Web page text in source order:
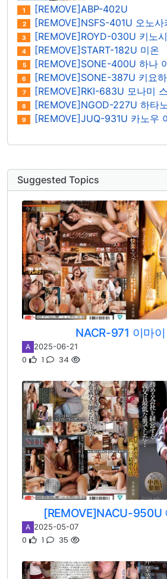
1 [REMOVE]ABP-402U
2 [REMOVE]NSFS-401U 오노
3 [REMOVE]ROYD-030U 키노시타
4 [REMOVE]START-182U 미온
5 [REMOVE]SONE-400U 하나
6 [REMOVE]SONE-387U 키요
7 [REMOVE]RKI-683U 모나미
8 [REMOVE]NGOD-227U 하타노
9 [REMOVE]JUQ-931U 카노우
Suggested Topics
NACR-971 이마
A 2025-06-21
0 1 34
[REMOVE]NACU-950U
A 2025-05-07
0 1 35